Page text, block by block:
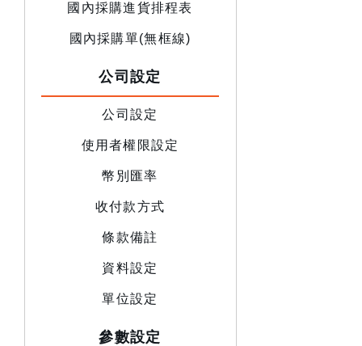
國內採購進貨排程表
國內採購單(無框線)
公司設定
公司設定
使用者權限設定
幣別匯率
收付款方式
條款備註
資料設定
單位設定
參數設定